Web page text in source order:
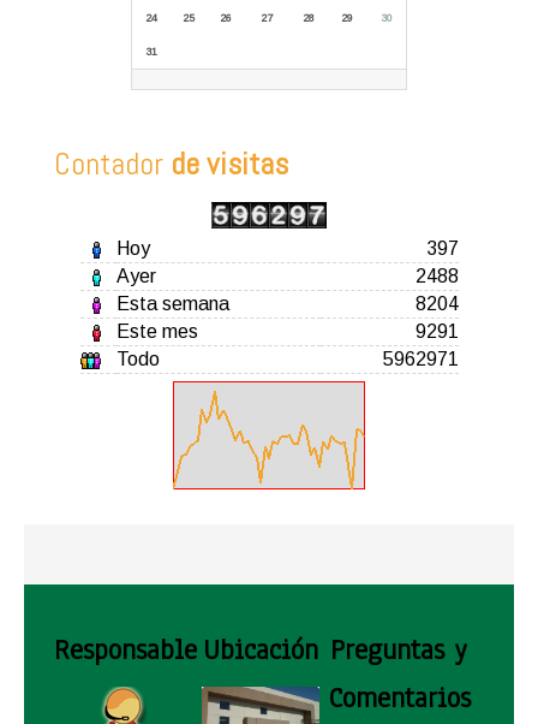
24 25 26 27 28 29 30
31
Contador de visitas
Hoy
397
Ayer
2488
Esta semana
8204
Este mes
9291
Todo
5962971
Responsable Ubicación Preguntas y
Comentarios